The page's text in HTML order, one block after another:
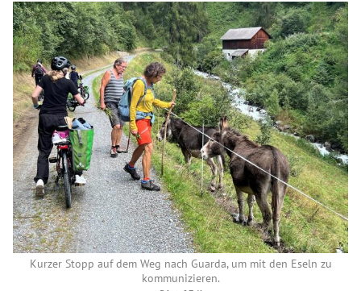
Kurzer Stopp auf dem Weg nach Guarda, um mit den Eseln zu
kommunizieren.